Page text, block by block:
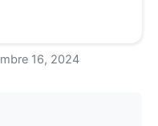
16, 2024